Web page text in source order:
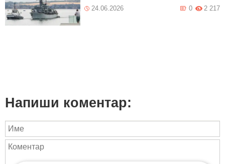
24.06.2026 2 217
0
Напиши коментар: